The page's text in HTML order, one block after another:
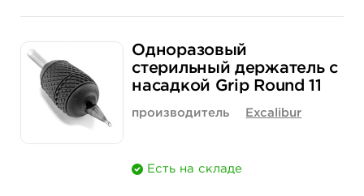
Одноразовый
стерильный держатель с
насадкой Grip Round 11
производитель Excalibur
Есть на складе